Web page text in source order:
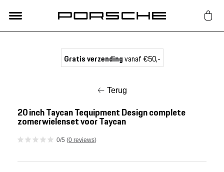
Nieuw
Gratis verzendingvanaf €50,-
Terug
20 inch Taycan Tequipment Design complete
zomerwielenset voor Taycan
0/5 (0 reviews)